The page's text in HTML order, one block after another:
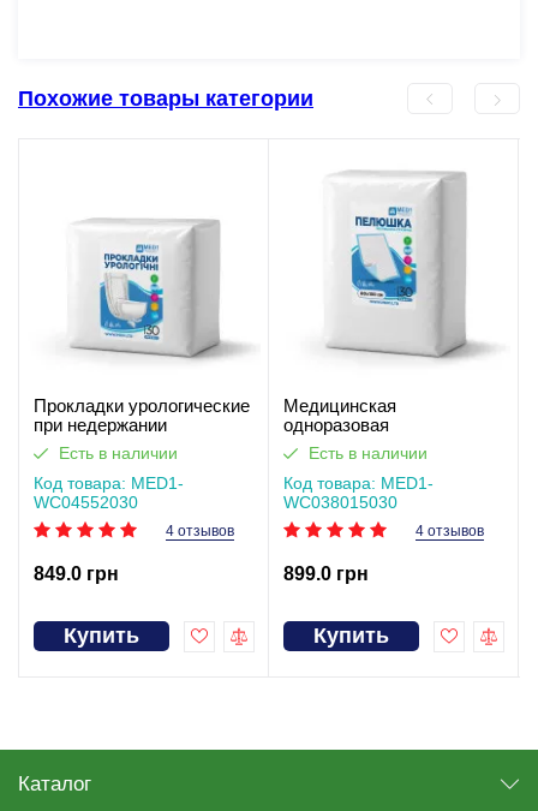
Похожие товары категории
Прокладки урологические
при недержании
одноразовые MED1-
WC04, размер 55×20 см
(30 шт в упаковке)
Есть в наличии
Код товара: MED1-
WC04552030
4 отзывов
849.0 грн
Купить
Медицинская
одноразовая
впитывающая пелёнка
MED1-WC03, размер
80×150 см (30 шт в
упаковке)
Есть в наличии
Код товара: MED1-
WC038015030
4 отзывов
899.0 грн
Купить
Каталог